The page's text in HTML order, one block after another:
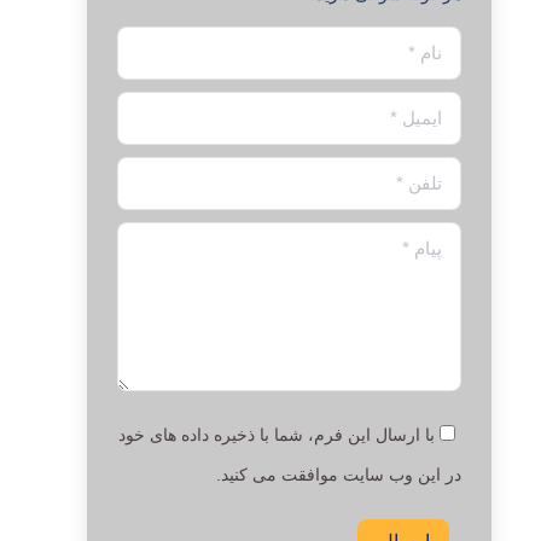
نام *
ایمیل *
تلفن *
پیام *
با ارسال این فرم، شما با ذخیره داده های خود
در این وب سایت موافقت می کنید.